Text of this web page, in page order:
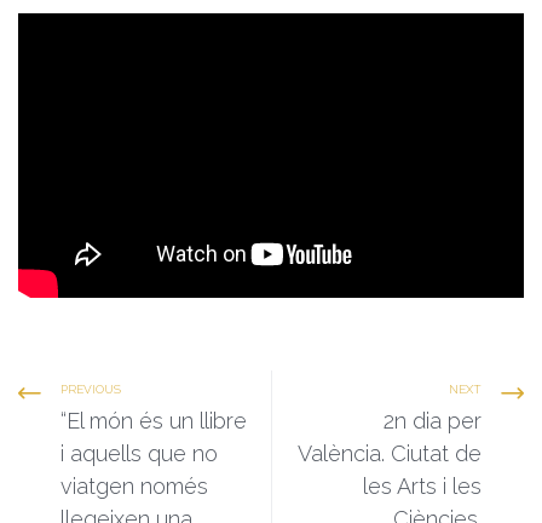
PREVIOUS
“El món és un llibre
i aquells que no
viatgen només
NEXT
2n dia per
València. Ciutat de
les Arts i les